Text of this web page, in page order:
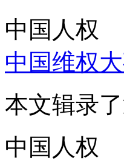
中国人权
中国维权
本文辑录
中国人权